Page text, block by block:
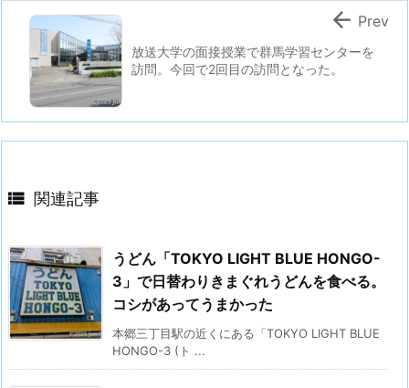
放送大学の面接授業で群馬学習センターを
訪問。今回で2回目の訪問となった。
 Prev
 関連記事
うどん「TOKYO LIGHT BLUE HONGO-
3」で日替わりきまぐれうどんを食べる。
コシがあってうまかった
本郷三丁目駅の近くにある「TOKYO LIGHT BLUE
HONGO-3 (ト ...